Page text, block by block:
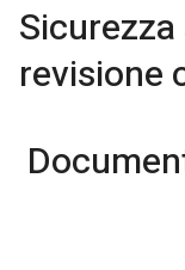
revisione